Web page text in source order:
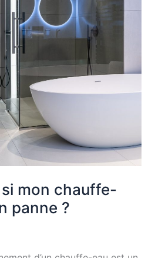
mon chauffe-
panne ?